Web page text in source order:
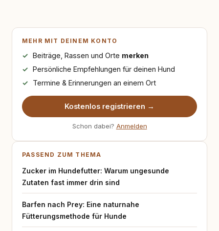
MEHR MIT DEINEM KONTO
Beiträge, Rassen und Orte merken
Persönliche Empfehlungen für deinen Hund
Termine & Erinnerungen an einem Ort
Kostenlos registrieren →
Schon dabei? Anmelden
PASSEND ZUM THEMA
Zucker im Hundefutter: Warum ungesunde
Zutaten fast immer drin sind
Barfen nach Prey: Eine naturnahe
Fütterungsmethode für Hunde